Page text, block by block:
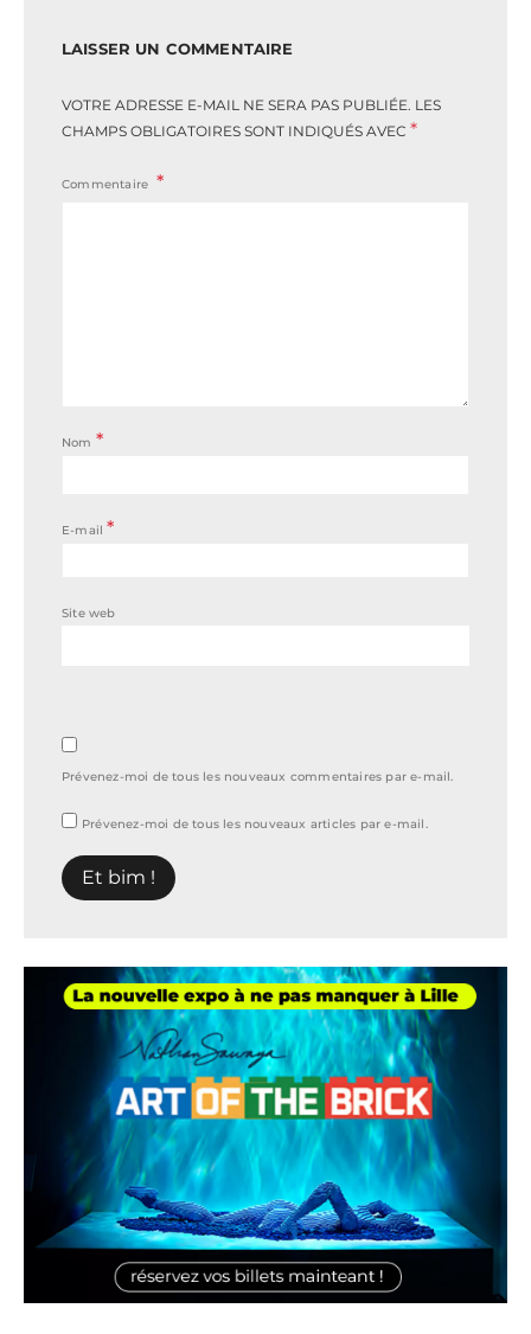
LAISSER UN COMMENTAIRE
VOTRE ADRESSE E-MAIL NE SERA PAS PUBLIÉE. LES
CHAMPS OBLIGATOIRES SONT INDIQUÉS AVEC *
Commentaire
Nom *
E-mail*
Site web
Prévenez-moi de tous les nouveaux commentaires par e-mail.
Prévenez-moi de tous les nouveaux articles par e-mail.